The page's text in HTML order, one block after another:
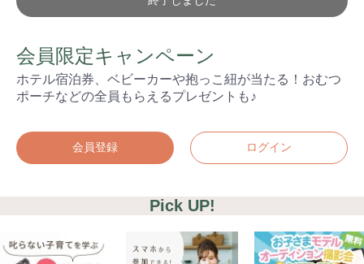
会員限定キャンペーン
ホテル宿泊券、ベビーカーや抱っこ紐が当たる！おむつ
ポーチなどの全員もらえるプレゼントも♪
会員登録 ログイン
Pick UP!